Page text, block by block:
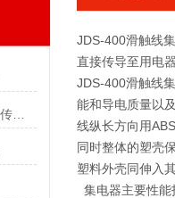
JDS-400滑触线
直接传导至用电
JDS-400滑触线
能和导电质量以
线纵长方向用
同时整体的塑壳
塑料外壳同伸入
集电器主要性能